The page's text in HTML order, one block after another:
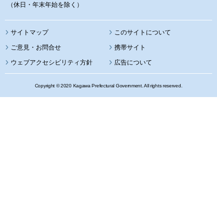
（休日・年末年始を除く）
サイトマップ このサイトについて
携帯サイト
ウェブアクセシビリティ方針 広告について
Copyright © 2020 Kagawa Prefectural Government. All rights reserved.